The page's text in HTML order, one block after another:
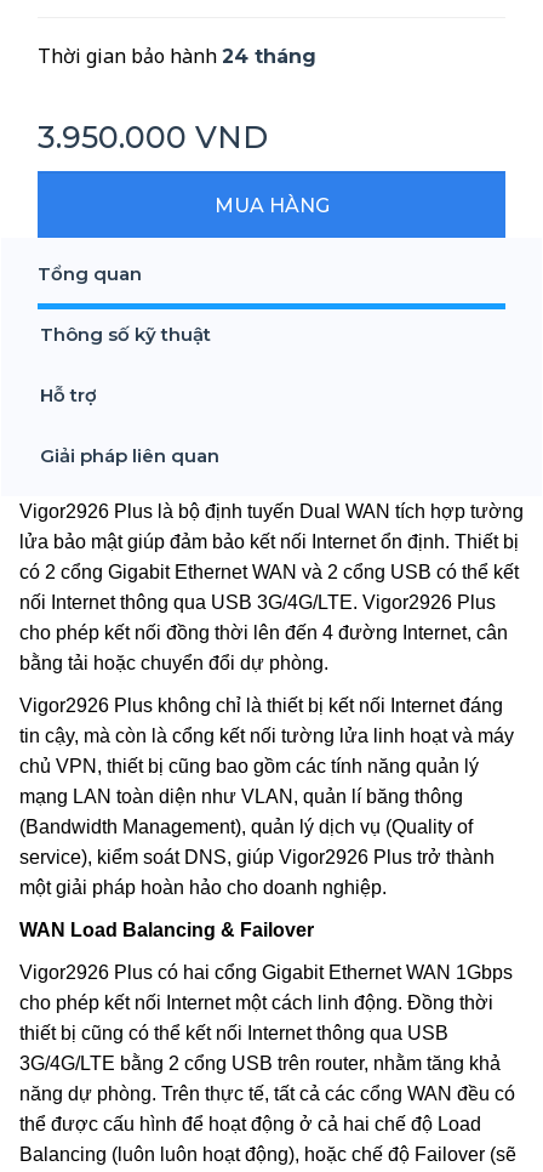
Thời gian bảo hành 24 tháng
3.950.000 VND
MUA HÀNG
Tổng quan
Thông số kỹ thuật
Hỗ trợ
Giải pháp liên quan
Vigor2926 Plus là bộ định tuyến Dual WAN tích hợp tường
lửa bảo mật giúp đảm bảo kết nối Internet ổn định. Thiết bị
có 2 cổng Gigabit Ethernet WAN và 2 cổng USB có thể kết
nối Internet thông qua USB 3G/4G/LTE. Vigor2926 Plus
cho phép kết nối đồng thời lên đến 4 đường Internet, cân
bằng tải hoặc chuyển đổi dự phòng.
Vigor2926 Plus không chỉ là thiết bị kết nối Internet đáng
tin cậy, mà còn là cổng kết nối tường lửa linh hoạt và máy
chủ VPN, thiết bị cũng bao gồm các tính năng quản lý
mạng LAN toàn diện như VLAN, quản lí băng thông
(Bandwidth Management), quản lý dịch vụ (Quality of
service), kiểm soát DNS, giúp Vigor2926 Plus trở thành
một giải pháp hoàn hảo cho doanh nghiệp.
WAN Load Balancing & Failover
Vigor2926 Plus có hai cổng Gigabit Ethernet WAN 1Gbps
cho phép kết nối Internet một cách linh động. Đồng thời
thiết bị cũng có thể kết nối Internet thông qua USB
3G/4G/LTE bằng 2 cổng USB trên router, nhằm tăng khả
năng dự phòng. Trên thực tế, tất cả các cổng WAN đều có
thể được cấu hình để hoạt động ở cả hai chế độ Load
Balancing (luôn luôn hoạt động), hoặc chế độ Failover (sẽ